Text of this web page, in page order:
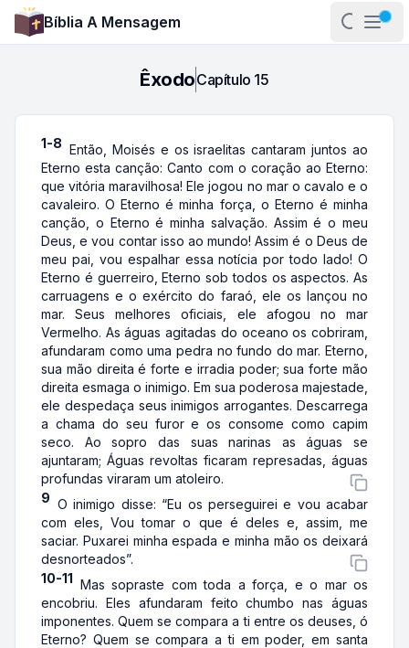
Bíblia A Mensagem
Abrir
ÊxodoCapítulo 15
1-8 Então, Moisés e os israelitas cantaram juntos ao
Eterno esta canção: Canto com o coração ao Eterno:
que vitória maravilhosa! Ele jogou no mar o cavalo e o
cavaleiro. O Eterno é minha força, o Eterno é minha
canção, o Eterno é minha salvação. Assim é o meu
Deus, e vou contar isso ao mundo! Assim é o Deus de
meu pai, vou espalhar essa notícia por todo lado! O
Eterno é guerreiro, Eterno sob todos os aspectos. As
carruagens e o exército do faraó, ele os lançou no
mar. Seus melhores oficiais, ele afogou no mar
Vermelho. As águas agitadas do oceano os cobriram,
afundaram como uma pedra no fundo do mar. Eterno,
sua mão direita é forte e irradia poder; sua forte mão
direita esmaga o inimigo. Em sua poderosa majestade,
ele despedaça seus inimigos arrogantes. Descarrega
a chama do seu furor e os consome como capim
seco. Ao sopro das suas narinas as águas se
ajuntaram; Águas revoltas ficaram represadas, águas
profundas viraram um atoleiro.
9 O inimigo disse: “Eu os perseguirei e vou acabar
com eles, Vou tomar o que é deles e, assim, me
saciar. Puxarei minha espada e minha mão os deixará
desnorteados”.
10-11 Mas sopraste com toda a força, e o mar os
encobriu. Eles afundaram feito chumbo nas águas
imponentes. Quem se compara a ti entre os deuses, ó
Eterno? Quem se compara a ti em poder, em santa